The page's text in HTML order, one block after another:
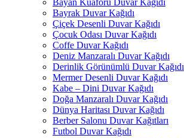
Bayrak Duvar Kağıdı
Çiçek Desenli Duvar Kağıdı
Çocuk Odası Duvar Kağıdı
Coffe Duvar Kağıdı
Deniz Manzaralı Duvar Kağıdı
Derinlik Görünümlü Duvar Kağıdı
Mermer Desenli Duvar Kağıdı
Kabe – Dini Duvar Kağıdı
Doğa Manzaralı Duvar Kağıdı
Dünya Haritası Duvar Kağıdı
Berber Salonu Duvar Kağıtları
Futbol Duvar Kağıdı